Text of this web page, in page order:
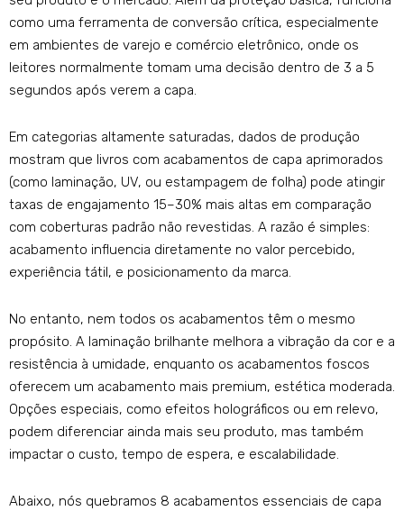
como uma ferramenta de conversão crítica, especialmente
em ambientes de varejo e comércio eletrônico, onde os
leitores normalmente tomam uma decisão dentro de 3 a 5
segundos após verem a capa.
Em categorias altamente saturadas, dados de produção
mostram que livros com acabamentos de capa aprimorados
(como laminação, UV, ou estampagem de folha) pode atingir
taxas de engajamento 15–30% mais altas em comparação
com coberturas padrão não revestidas. A razão é simples:
acabamento influencia diretamente no valor percebido,
experiência tátil, e posicionamento da marca.
No entanto, nem todos os acabamentos têm o mesmo
propósito. A laminação brilhante melhora a vibração da cor e a
resistência à umidade, enquanto os acabamentos foscos
oferecem um acabamento mais premium, estética moderada.
Opções especiais, como efeitos holográficos ou em relevo,
podem diferenciar ainda mais seu produto, mas também
impactar o custo, tempo de espera, e escalabilidade.
Abaixo, nós quebramos 8 acabamentos essenciais de capa